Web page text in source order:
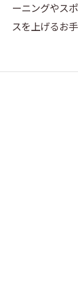
ーニングやス
スを上げるお